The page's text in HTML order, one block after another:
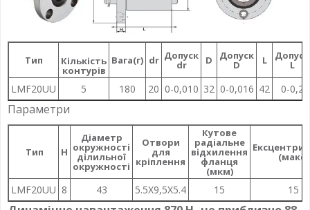
Тип Кількість
контурів
Вага(г) dr Допуск
dr D Допуск
D L Допуск
L
LMF20UU 5 180 20 0-0,010 32 0-0,016 42 0-0,2
Параметри
Тип H
Діаметр
окружності
ділильної
окружності
Отвори
для
кріплення
Кутове
радіальне
відхилення
фланця
(мкм)
(макс)
LMF20UU 8 43 5.5X9,5X5.4 15 15